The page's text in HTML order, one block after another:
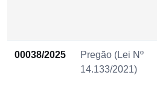
00038/2025
Pregão (Lei Nº
14.133/2021)